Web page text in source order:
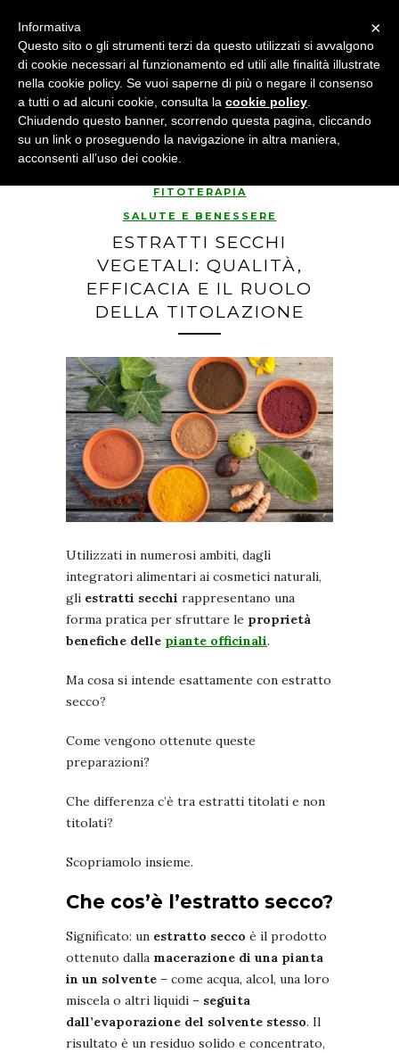
FITOTERAPIA
SALUTE E BENESSERE
ESTRATTI SECCHI
VEGETALI: QUALITÀ,
EFFICACIA E IL RUOLO
DELLA TITOLAZIONE
Utilizzati in numerosi ambiti, dagli
integratori alimentari ai cosmetici naturali,
gli estratti secchi rappresentano una
forma pratica per sfruttare le proprietà
benefiche delle piante officinali.
Ma cosa si intende esattamente con estratto
secco?
Come vengono ottenute queste
preparazioni?
Che differenza c’è tra estratti titolati e non
titolati?
Scopriamolo insieme.
Che cos’è l’estratto secco?
Significato: un estratto secco è il prodotto
ottenuto dalla macerazione di una pianta
in un solvente – come acqua, alcol, una loro
miscela o altri liquidi – seguita
dall’evaporazione del solvente stesso. Il
risultato è un residuo solido e concentrato,
×
Informativa
Questo sito o gli strumenti terzi da questo utilizzati si avvalgono
di cookie necessari al funzionamento ed utili alle finalità illustrate
nella cookie policy. Se vuoi saperne di più o negare il consenso
a tutti o ad alcuni cookie, consulta la cookie policy
Chiudendo questo banner, scorrendo questa pagina, cliccando
su un link o proseguendo la navigazione in altra maniera,
acconsenti all’uso dei cookie.